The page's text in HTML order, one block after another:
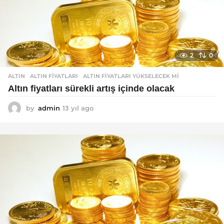
2 0
ALTIN ALTIN FIYATLARI ,ALTIN FIYATLARI YÜKSELECEK MI
Altın fiyatları sürekli artış içinde olacak
by admin 13 yıl ago
ı
l
a
g
o